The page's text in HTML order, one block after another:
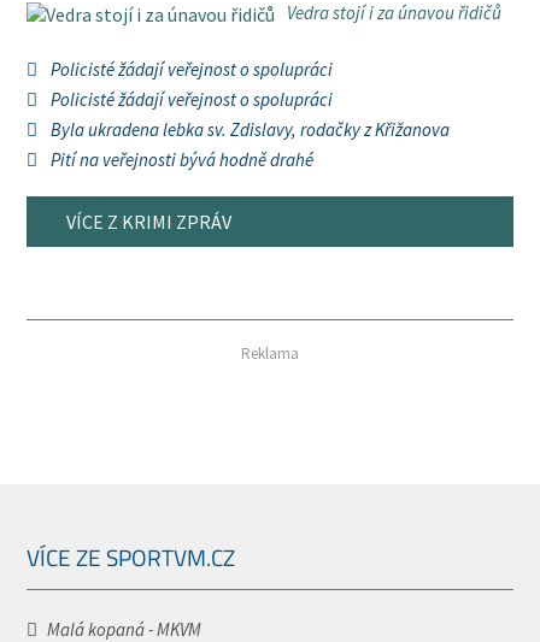
Vedra stojí i za únavou řidičů
Policisté žádají veřejnost o spolupráci
Policisté žádají veřejnost o spolupráci
Byla ukradena lebka sv. Zdislavy, rodačky z Křižanova
Pití na veřejnosti bývá hodně drahé
VÍCE Z KRIMI ZPRÁV
Reklama
VÍCE ZE SPORTVM.CZ
Malá kopaná - MKVM